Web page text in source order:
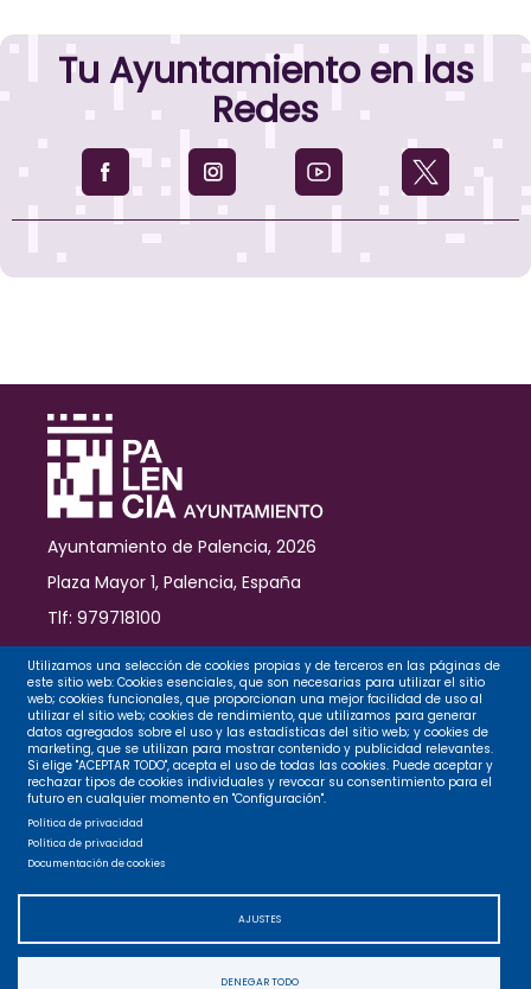
Ayuntamiento
de
Palencia
dispositivo
especial
con
motivo
la
Santos
Tu Ayuntamiento en las
Redes
Ayuntamiento de Palencia, 2026
Plaza Mayor 1, Palencia, España
Tlf: 979718100
Contacto
Legal
Privacidad
Accesibilidad
Utilizamos una selección de cookies propias y de terceros en las páginas de
este sitio web: Cookies esenciales, que son necesarias para utilizar el sitio
web; cookies funcionales, que proporcionan una mejor facilidad de uso al
utilizar el sitio web; cookies de rendimiento, que utilizamos para generar
datos agregados sobre el uso y las estadísticas del sitio web; y cookies de
marketing, que se utilizan para mostrar contenido y publicidad relevantes.
Si elige "ACEPTAR TODO", acepta el uso de todas las cookies. Puede aceptar y
rechazar tipos de cookies individuales y revocar su consentimiento para el
futuro en cualquier momento en "Configuración".
Política de privacidad
Política de privacidad
Documentación de cookies
AJUSTES
DENEGAR TODO